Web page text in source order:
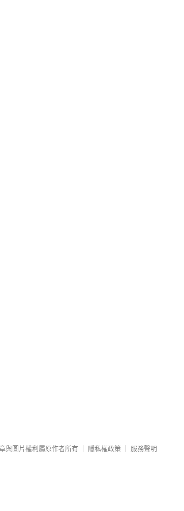
與圖片權利屬原作者所有 隱私權政策 服務聲明